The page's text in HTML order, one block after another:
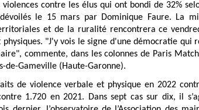
contre les élus qui ont bondi de 32%
le 15 mars par Dominique Faure. La
et de la ruralité rencontrera ce
"J'y vois le signe d'une démocratie qui
commente, dans les colonnes de Paris
de-Gameville (Haute-Garonne).
de violence verbale et physique en 2022
1.720 en 2021. Dans sept cas sur dix, il